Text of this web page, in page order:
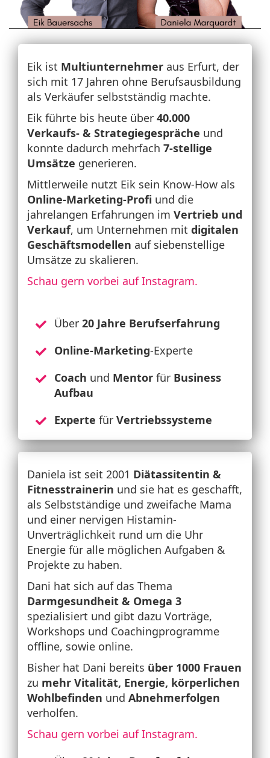
Eik ist Multiunternehmer aus Erfurt, der
sich mit 17 Jahren ohne Berufsausbildung
als Verkäufer selbstständig machte.
Eik führte bis heute über 40.000
Verkaufs- & Strategiegespräche und
konnte dadurch mehrfach 7-stellige
Umsätze generieren.
Mittlerweile nutzt Eik sein Know-How als
Online-Marketing-Profi und die
jahrelangen Erfahrungen im Vertrieb und
Verkauf, um Unternehmen mit digitalen
Geschäftsmodellen auf siebenstellige
Umsätze zu skalieren.
Schau gern vorbei auf Instagram.
Über 20 Jahre Berufserfahrung
Online-Marketing-Experte
Coach und Mentor für Business
Aufbau
Experte für Vertriebssysteme
Daniela ist seit 2001 Diätassitentin &
Fitnesstrainerin und sie hat es geschafft,
als Selbstständige und zweifache Mama
und einer nervigen Histamin-
Unverträglichkeit rund um die Uhr
Energie für alle möglichen Aufgaben &
Projekte zu haben.
Dani hat sich auf das Thema
Darmgesundheit & Omega 3
spezialisiert und gibt dazu Vorträge,
Workshops und Coachingprogramme
offline, sowie online.
Bisher hat Dani bereits über 1000 Frauen
zu mehr Vitalität, Energie, körperlichen
Wohlbefinden und Abnehmerfolgen
verholfen.
Schau gern vorbei auf Instagram.